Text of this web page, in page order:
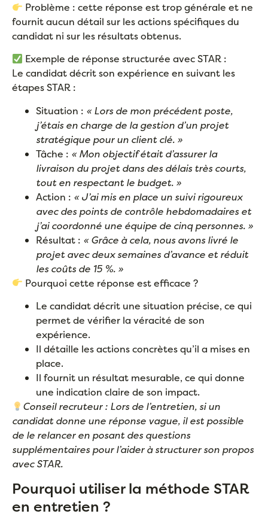
Problème : cette réponse est trop générale et ne
fournit aucun détail sur les actions spécifiques du
candidat ni sur les résultats obtenus.
Exemple de réponse structurée avec STAR :
Le candidat décrit son expérience en suivant les
étapes STAR :
Situation : « Lors de mon précédent poste,
j’étais en charge de la gestion d’un projet
stratégique pour un client clé. »
Tâche : « Mon objectif était d’assurer la
livraison du projet dans des délais très courts,
tout en respectant le budget. »
Action : « J’ai mis en place un suivi rigoureux
avec des points de contrôle hebdomadaires et
j’ai coordonné une équipe de cinq personnes. »
Résultat : « Grâce à cela, nous avons livré le
projet avec deux semaines d’avance et réduit
les coûts de 15 %. »
Pourquoi cette réponse est efficace ?
Le candidat décrit une situation précise, ce qui
permet de vérifier la véracité de son
expérience.
Il détaille les actions concrètes qu’il a mises en
place.
Il fournit un résultat mesurable, ce qui donne
une indication claire de son impact.
Conseil recruteur : Lors de l’entretien, si un
candidat donne une réponse vague, il est possible
de le relancer en posant des questions
supplémentaires pour l’aider à structurer son propos
avec STAR.
Pourquoi utiliser la méthode STAR
en entretien ?